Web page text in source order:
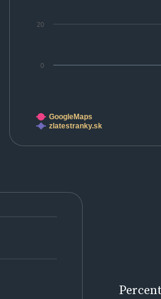
0
20
GoogleMaps
zlatestranky.sk